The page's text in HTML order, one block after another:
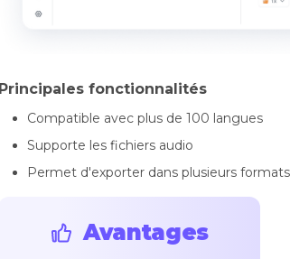
Principales fonctionnalités
Compatible avec plus de 100 langues
Supporte les fichiers audio
Permet d'exporter dans plusieurs formats
Avantages